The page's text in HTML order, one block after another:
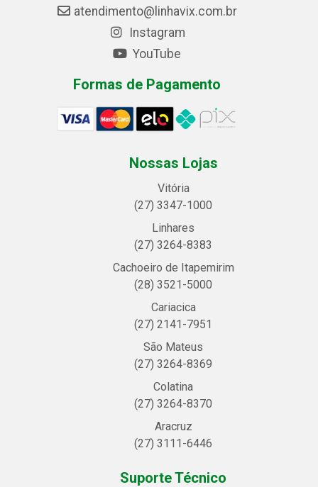
atendimento@linhavix.com.br
Instagram
YouTube
Formas de Pagamento
Nossas Lojas
Vitória
(27) 3347-1000
Linhares
(27) 3264-8383
Cachoeiro de Itapemirim
(28) 3521-5000
Cariacica
(27) 2141-7951
São Mateus
(27) 3264-8369
Colatina
(27) 3264-8370
Aracruz
(27) 3111-6446
Suporte Técnico